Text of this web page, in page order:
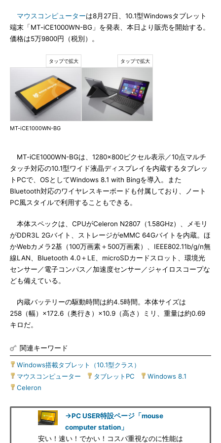
マウスコンピューターは8月27日、10.1型Windowsタブレット
端末「MT-iCE1000WN-BG」を発表、本日より販売を開始する。
価格は5万9800円（税別）。
MT-iCE1000WN-BG
MT-iCE1000WN-BGは、1280×800ピクセル表示／10点マルチ
タッチ対応の10.1型ワイド液晶ディスプレイを内蔵するタブレッ
トPCで、OSとしてWindows 8.1 with Bingを導入。また
Bluetooth対応のワイヤレスキーボードも付属しており、ノート
PC風スタイルで利用することもできる。
本体スペックは、CPUがCeleron N2807（1.58GHz）、メモリ
がDDR3L 2Gバイト、ストレージがeMMC 64Gバイトを内蔵。ほ
かWebカメラ2基（100万画素＋500万画素）、IEEE802.11b/g/n無
線LAN、Bluetooth 4.0＋LE、microSDカードスロット、環境光
センサー／電子コンパス／加速度センサー／ジャイロスコープな
ども備えている。
内蔵バッテリーの駆動時間は約4.5時間。本体サイズは
258（幅）×172.6（奥行き）×10.9（高さ）ミリ、重量は約0.69
キロだ。
関連キーワード
Windows搭載タブレット（10.1型クラス）
マウスコンピューター
タブレットPC Windows 8.1
Celeron
→PC USER特設ページ「mouse
computer station」
安い！速い！でかい！コスパ重視なのに性能は